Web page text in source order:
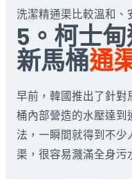
洗潔精通渠比較溫和、
5。柯士
新馬桶通
早前，韓國推出了針對
桶內部營造的水壓達到
法，一瞬間就得到不少
渠，很容易濺滿全身污